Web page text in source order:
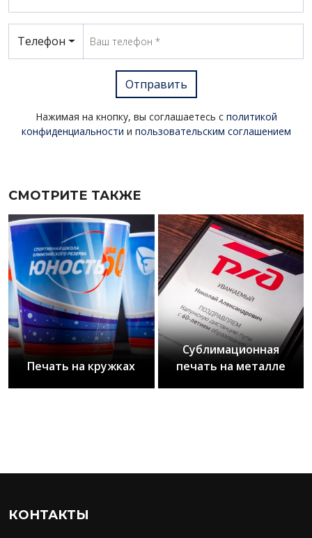
Телефон
Отправить
Нажимая на кнопку, вы соглашаетесь с политикой
конфиденциальности и пользовательским соглашением
СМОТРИТЕ ТАКЖЕ
Печать на кружках
Сублимационная
печать на металле
КОНТАКТЫ